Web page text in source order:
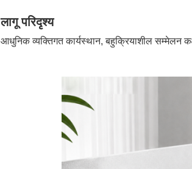
लागू परिदृश्य
आधुनिक व्यक्तिगत कार्यस्थान, बहुक्रियाशील सम्मेलन